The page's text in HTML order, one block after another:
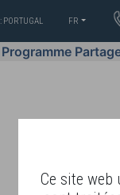
Ce site web
: PORTUGAL FR
Programme